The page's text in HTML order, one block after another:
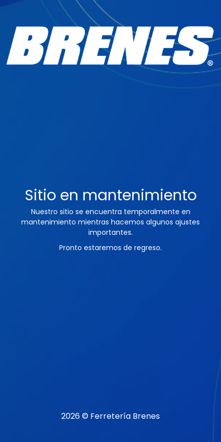
Sitio en mantenimiento
Nuestro sitio se encuentra temporalmente en
mantenimiento mientras hacemos algunos ajustes
importantes.
Pronto estaremos de regreso.
2026 © Ferretería Brenes